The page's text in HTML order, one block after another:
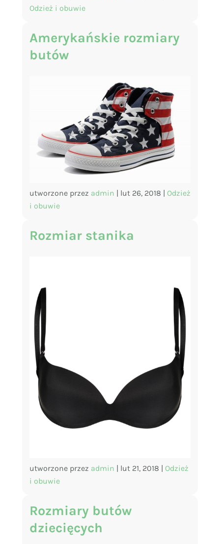
Odzież i obuwie
Amerykańskie rozmiary
butów
utworzone przez admin | lut 26, 2018 | Odzież
i obuwie
Rozmiar stanika
utworzone przez admin | lut 21, 2018 | Odzież
i obuwie
Rozmiary butów
dziecięcych